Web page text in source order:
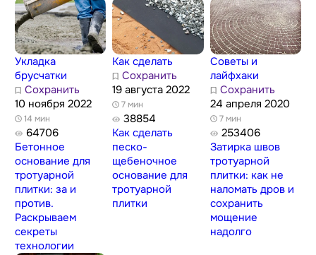
Укладка
брусчатки
Сохранить
10 ноября 2022
14 мин
64706
Бетонное
основание для
тротуарной
плитки: за и
против.
Раскрываем
секреты
технологии
Как сделать
Сохранить
19 августа 2022
7 мин
38854
Как сделать
песко-
щебеночное
основание для
тротуарной
плитки
Советы и
лайфхаки
Сохранить
24 апреля 2020
7 мин
253406
Затирка швов
тротуарной
плитки: как не
наломать дров и
сохранить
мощение
надолго